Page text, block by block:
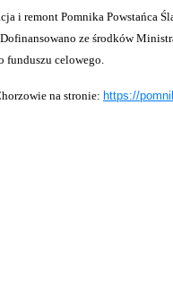
i remont Pomnika Powstańca
ze środków
funduszu celowego.
na stronie: https://